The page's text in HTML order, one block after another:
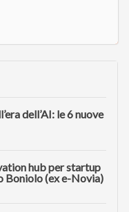
dell’AI: le 6 nuove
hub per startup
Boniolo (ex e-Novia)